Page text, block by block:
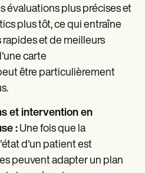
évaluations plus précises et
plus tôt, ce qui entraîne
et de meilleurs
carte
être particulièrement
et intervention en
: Une fois que la
d'un patient est
peuvent adapter un plan